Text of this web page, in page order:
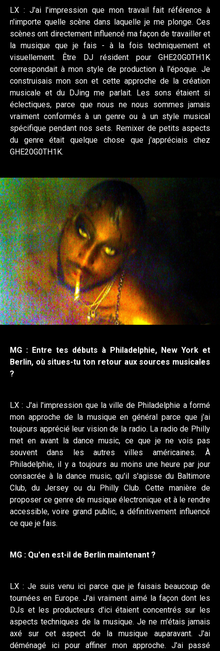
LX : J'ai l'impression que mon travail fait référence à
n'importe quelle scène dans laquelle je me plonge. Ces
scènes ont directement influencé ma façon de travailler et
la musique que je fais - à la fois techniquement et
visuellement. Être DJ résident pour GHE20G0TH1K
correspondait à mon style de production à l'époque. Je
construisais mon son et cette approche de la création
musicale et du DJing me parlait. Les sons étaient si
éclectiques, parce que nous ne nous sommes jamais
vraiment conformés à un genre ou à un style musical
spécifique pendant nos sets. Remixer de petits aspects
du genre était quelque chose que j'appréciais chez
GHE20G0TH1K.
MG : Entre tes débuts à Philadelphie, New York et
Berlin, où situes-tu ton retour aux sources musicales
?
LX : J'ai l'impression que la ville de Philadelphie a formé
mon approche de la musique en général parce que j'ai
toujours apprécié leur vision de la radio. La radio de Philly
met en avant la dance music, ce que je ne vois pas
souvent dans les autres villes américaines. À
Philadelphie, il y a toujours au moins une heure par jour
consacrée à la dance music, qu'il s'agisse du Baltimore
Club, du Jersey ou du Philly Club. Cette manière de
proposer ce genre de musique électronique et à le rendre
accessible, voire grand public, a définitivement influencé
ce que je fais.
MG : Qu'en est-il de Berlin maintenant ?
LX : Je suis venu ici parce que je faisais beaucoup de
tournées en Europe. J'ai vraiment aimé la façon dont les
DJs et les producteurs d'ici étaient concentrés sur les
aspects techniques de la musique. Je ne m'étais jamais
axé sur cet aspect de la musique auparavant. J'ai
déménagé ici pour affiner mon approche. J'ai passé